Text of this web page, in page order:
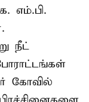
எம்.பி.
நீட்
கோவில்